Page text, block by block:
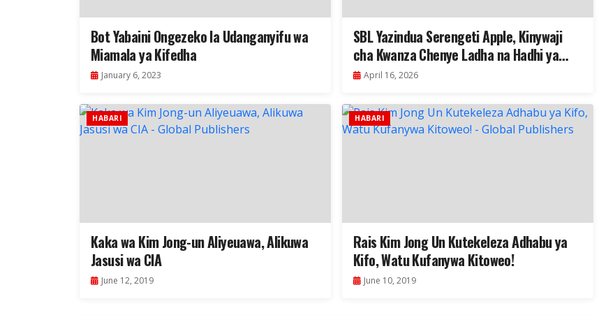
Bot Yabaini Ongezeko la Udanganyifu wa
Miamala ya Kifedha
January 6, 2023
SBL Yazindua Serengeti Apple, Kinywaji
cha Kwanza Chenye Ladha na Hadhi ya
Kipekee Kilichotengenezwa Tanzania
April 16, 2026
HABARI
Kaka wa Kim Jong-un Aliyeuawa, Alikuwa
Jasusi wa CIA
June 12, 2019
HABARI
Rais Kim Jong Un Kutekeleza Adhabu ya
Kifo, Watu Kufanywa Kitoweo!
June 10, 2019